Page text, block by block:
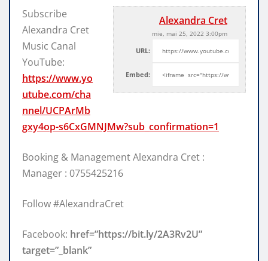
Alexandra Cret
mie, mai 25, 2022 3:00pm
URL:
Embed:
Subscribe
Alexandra Cret
Music Canal
YouTube:
https://www.yo
utube.com/cha
nnel/UCPArMb
gxy4op-s6CxGMNJMw?sub_confirmation=1
Booking & Management Alexandra Cret :
Manager : 0755425216
Follow #AlexandraCret
Facebook: href=”https://bit.ly/2A3Rv2U”
target=”_blank”